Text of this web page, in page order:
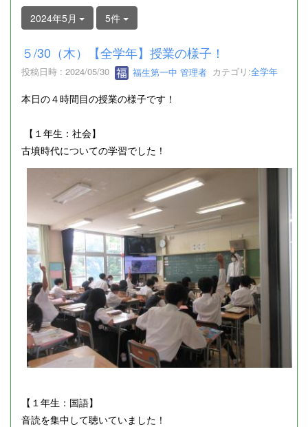
2024年5月 5件
５/30（木）【全学年】授業の様子！
投稿日時 : 2024/05/30 福生第一中 管理者 カテゴリ:全学年
本日の４時間目の授業の様子です！
【１年生：社会】
古墳時代についての学習でした！
【１年生：国語】
音読を集中して聴いていました！